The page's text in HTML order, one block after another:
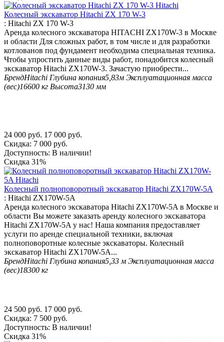
Колесный экскаватор Hitachi ZX 170 W-3
: Hitachi ZX 170 W-3
Аренда колесного экскаватора HITACHI ZX170W-3 в Москве
и области Для сложных работ, в том числе и для разработки
котлованов под фундамент необходима специальная техника.
Чтобы упростить данные виды работ, понадобится колесный
экскаватор Hitachi ZX170W-3. Зачастую приобрести...
БрендHitachi Глубина копания5,83м Эксплуатационная масса
(вес)16600 кг Высота3130 мм
24 000 руб. 17 000 руб.
Скидка: 7 000 руб.
Доступность: В наличии!
Скидка 31%
Колесный полноповоротный экскаватор Hitachi ZX170W-5A
: Hitachi ZX170W-5A
Аренда колесного экскаватора Hitachi ZX170W-5A в Москве и
области Вы можете заказать аренду колесного экскаватора
Hitachi ZX170W-5A у нас! Наша компания предоставляет
услуги по аренде специальной техники, включая
полноповоротные колесные экскаваторы. Колесный
экскаватор Hitachi ZX170W-5A...
БрендHitachi Глубина копания5,33 м Эксплуатационная масса
(вес)18300 кг
24 500 руб. 17 000 руб.
Скидка: 7 500 руб.
Доступность: В наличии!
Скидка 31%